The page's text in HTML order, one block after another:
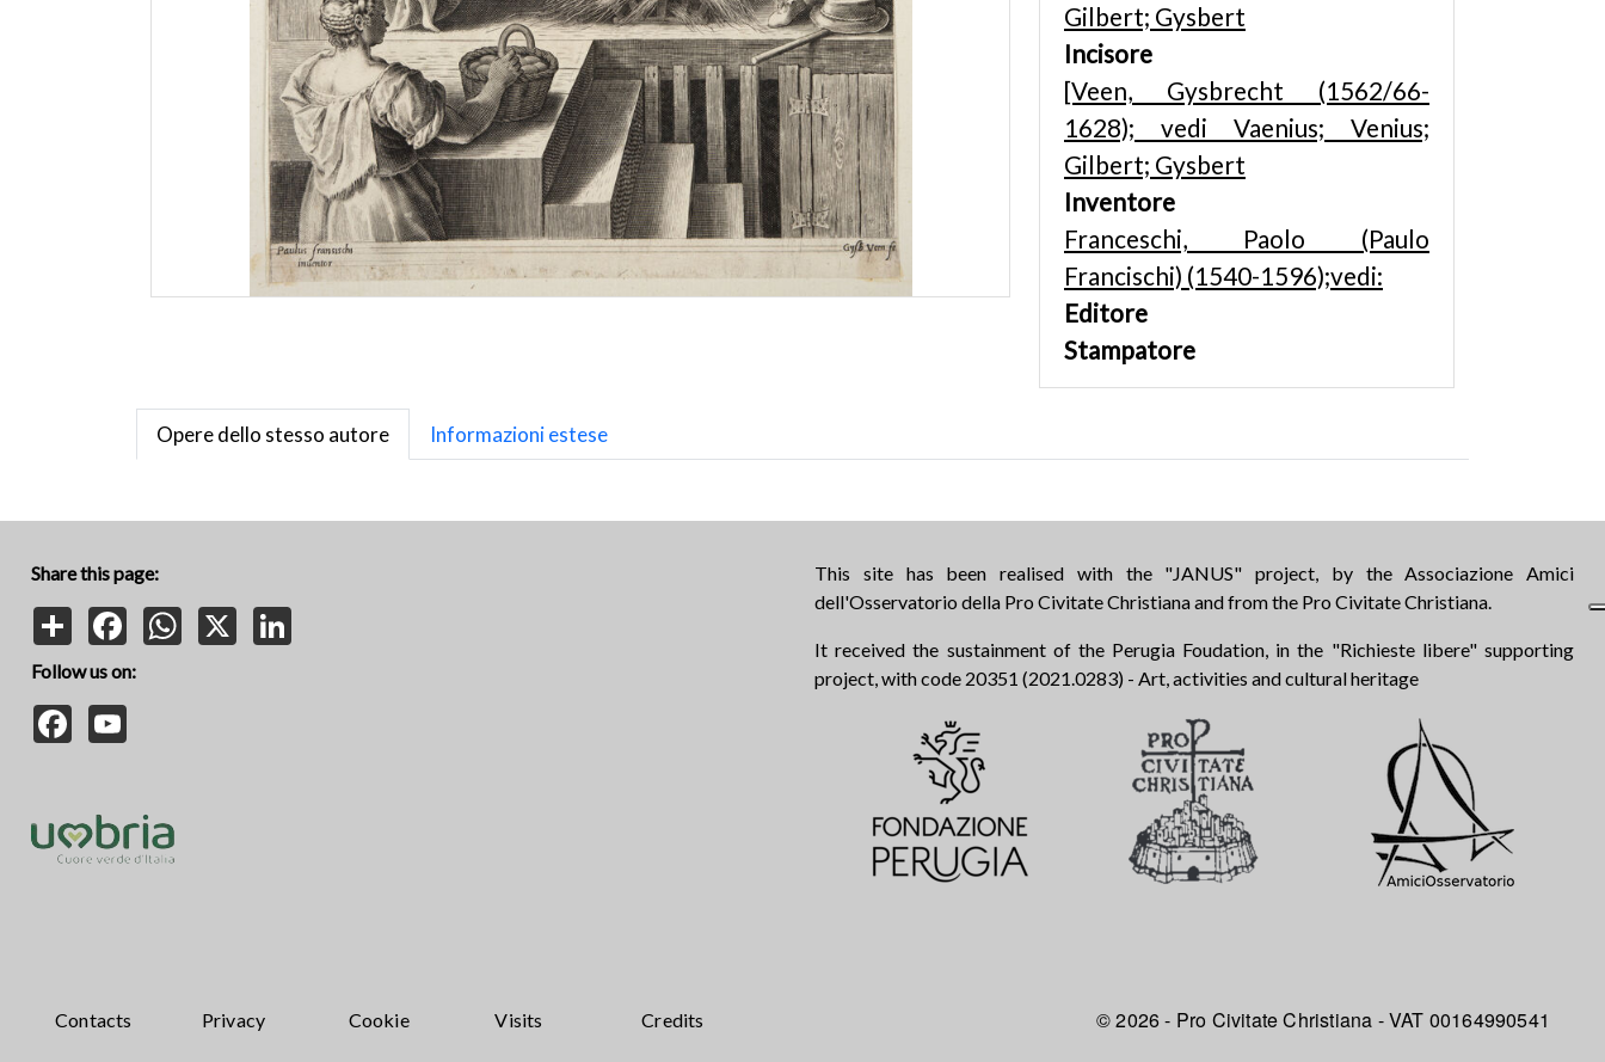
Gilbert; Gysbert
Incisore
[Veen, Gysbrecht (1562/66-
1628); vedi Vaenius; Venius;
Gilbert; Gysbert
Inventore
Franceschi, Paolo (Paulo
Francischi) (1540-1596);vedi:
Editore
Stampatore
Opere dello stesso autore Informazioni estese
Share this page:
Share
FacebookWhatsApp
Follow us on:
Facebook
This site has been realised with the "JANUS" project, by the Associazione Amici
dell'Osservatorio della Pro Civitate Christiana and from the Pro Civitate Christiana.
It received the sustainment of the Perugia Foudation, in the "Richieste libere" supporting
project, with code 20351 (2021.0283) - Art, activities and cultural heritage
Contacts Privacy Cookie Visits Credits © 2026 - Pro Civitate Christiana - VAT 00164990541